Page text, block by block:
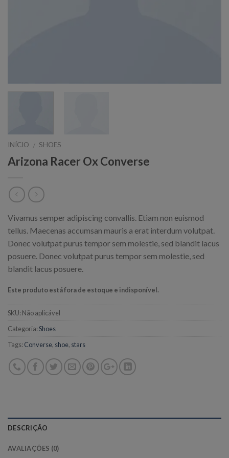
INÍCIO / SHOES
Arizona Racer Ox Converse
Vivamus semper adipiscing convallis. Etiam non euismod
tellus. Maecenas accumsan mauris a erat interdum volutpat.
Donec volutpat purus tempor sem molestie, sed blandit lacus
posuere. Donec volutpat purus tempor sem molestie, sed
blandit lacus posuere.
Este produto está fora de estoque e indisponível.
SKU: Não aplicável
Categoria:Shoes
Tags: Converse, shoe, stars
DESCRIÇÃO
AVALIAÇÕES (0)